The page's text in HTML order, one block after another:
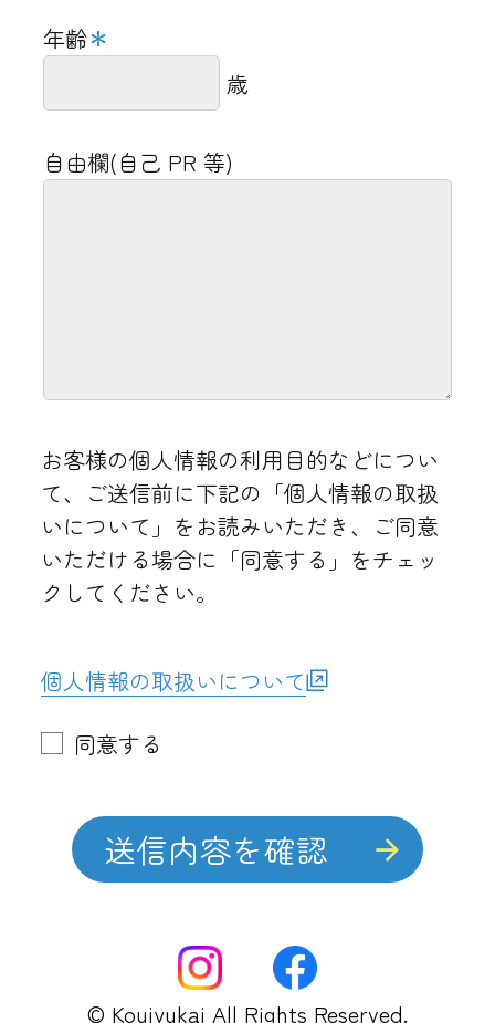
入浴介助
time
ケース記録入力（食事・水分・口腔ケ
年齢＊
歳
自由欄(自己 PR 等)
お客様の個人情報の利用目的などについ
て、ご送信前に下記の「個人情報の取扱
いについて」をお読みいただき、ご同意
いただける場合に「同意する」をチェッ
クしてください。
個人情報の取扱いについて
同意する
© Koujyukai All Rights Reserved.